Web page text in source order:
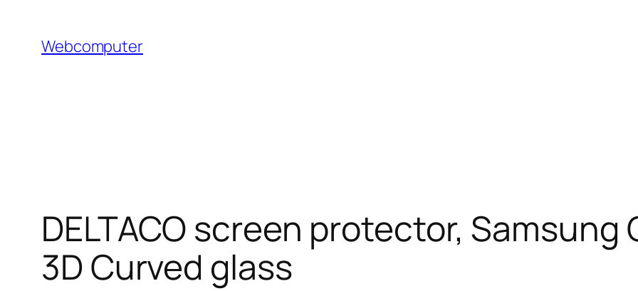
innehåll
Webcomputer
DELTACO screen protector, Samsung
3D Curved glass